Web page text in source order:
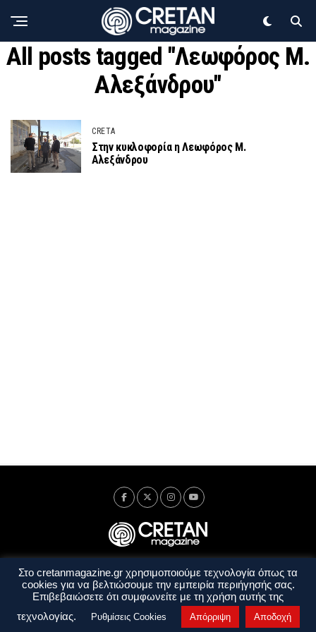
All posts tagged "Λεωφόρος Μ.
Αλεξάνδρου"
CRETA
Στην κυκλοφορία η Λεωφόρος Μ.
Αλεξάνδρου
Ταυτότητα Πολιτική Απορρήτου
Όροι Χρήσης
Όροι και Προϋποθέσεις
Στο cretanmagazine.gr χρησιμοποιούμε τεχνολογία όπως τα
cookies για να βελτιώσουμε την εμπειρία περιήγησής σας.
Επιβεβαιώσετε ότι συμφωνείτε με τη χρήση αυτής της
τεχνολογίας.
Ρυθμίσεις Cookies Απόρριψη Αποδοχή